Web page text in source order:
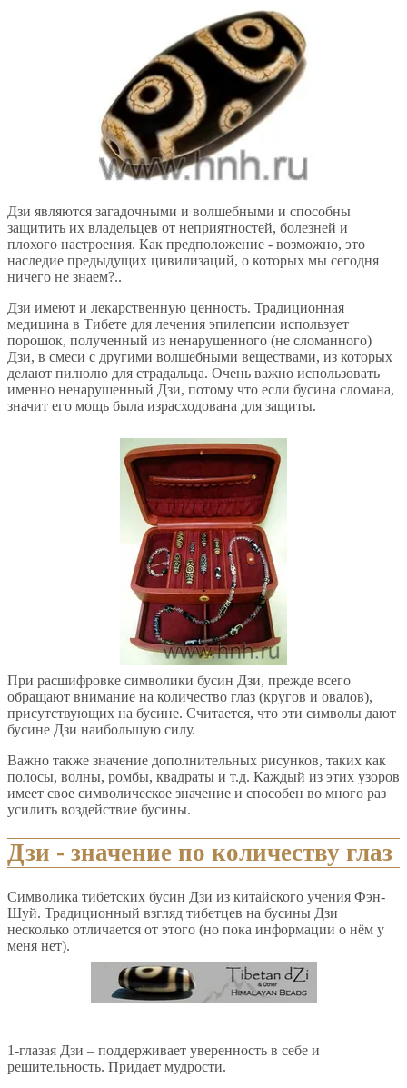
Дзи являются загадочными и волшебными и способны
защитить их владельцев от неприятностей, болезней и
плохого настроения. Как предположение - возможно, это
наследие предыдущих цивилизаций, о которых мы сегодня
ничего не знаем?..
Дзи имеют и лекарственную ценность. Традиционная
медицина в Тибете для лечения эпилепсии использует
порошок, полученный из ненарушенного (не сломанного)
Дзи, в смеси с другими волшебными веществами, из которых
делают пилюлю для страдальца. Очень важно использовать
именно ненарушенный Дзи, потому что если бусина сломана,
значит его мощь была израсходована для защиты.
При расшифровке символики бусин Дзи, прежде всего
обращают внимание на количество глаз (кругов и овалов),
присутствующих на бусине. Считается, что эти символы дают
бусине Дзи наибольшую силу.
Важно также значение дополнительных рисунков, таких как
полосы, волны, ромбы, квадраты и т.д. Каждый из этих узоров
имеет свое символическое значение и способен во много раз
усилить воздействие бусины.
Дзи - значение по количеству глаз
Символика тибетских бусин Дзи из китайского учения Фэн-
Шуй. Традиционный взгляд тибетцев на бусины Дзи
несколько отличается от этого (но пока информации о нём у
меня нет).
1-глазая Дзи – поддерживает уверенность в себе и
решительность. Придает мудрости.